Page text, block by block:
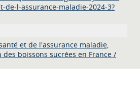
de-l-assurance-maladie-2024-3?
et de l'assurance maladie,
boissons sucrées en France /